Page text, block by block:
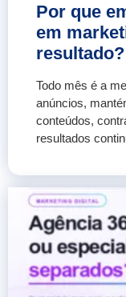
Por que
em
resultado?
Todo mês é a
anúncios,
conteúdos,
resultados